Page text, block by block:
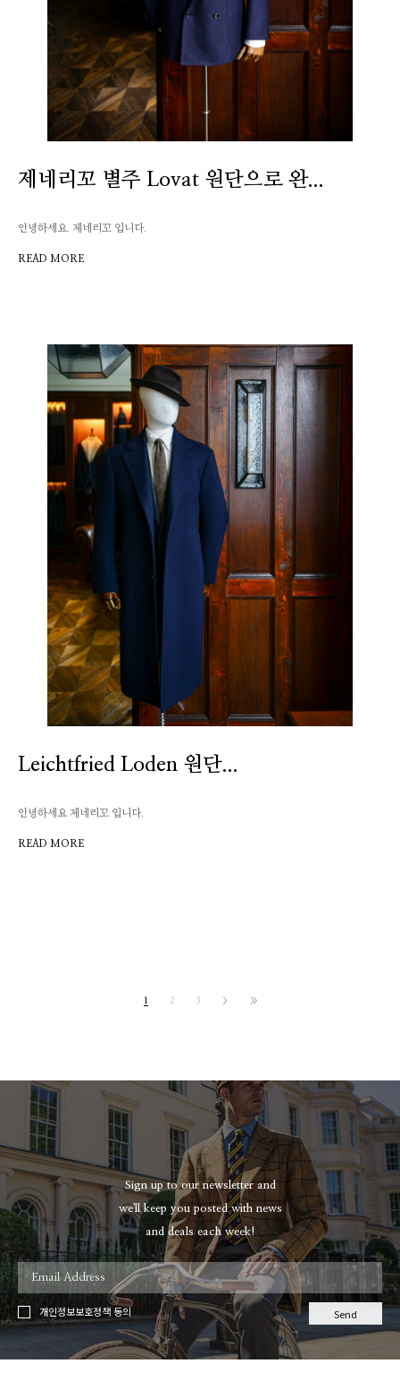
제네리꼬 별주 Lovat 원단으로 완...
안녕하세요. 제네리꼬 입니다.
READ MORE
Leichtfried Loden 원단...
안녕하세요 제네리꼬 입니다.
READ MORE
1 2 3
Sign up to our newsletter and
we'll keep you posted with news
and deals each week!
개인정보보호정책 동의 Send